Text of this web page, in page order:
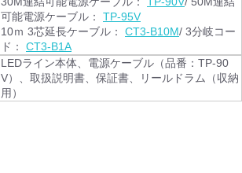
可能電源ケーブル： TP-95V
10ｍ 3芯延長ケーブル： CT3-B10M/ 3分岐コー
ド： CT3-B1A
LEDライン本体、電源ケーブル（品番：TP-90
V）、取扱説明書、保証書、リールドラム（収納
用）